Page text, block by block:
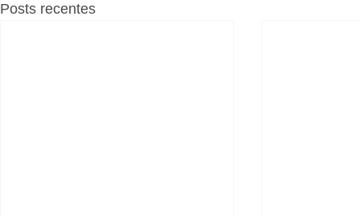
Posts recentes